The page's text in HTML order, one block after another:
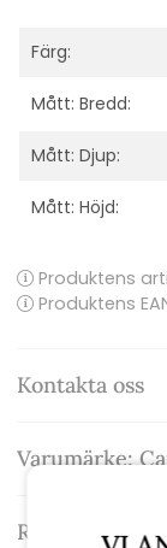
Färg:
Mått: Bredd:
Mått: Djup:
Mått: Höjd:
Produktens
Produktens
Kontakta oss
Varumärke:
Recensioner